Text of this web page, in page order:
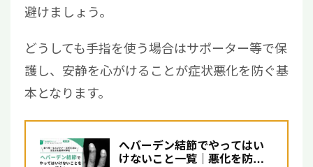
避けましょう。
どうしても手指を使う場合はサポーター等で保
護し、安静を心がけることが症状悪化を防ぐ基
本となります。
へバーデン結節でやってはい
けないこと一覧｜悪化を防ぐ